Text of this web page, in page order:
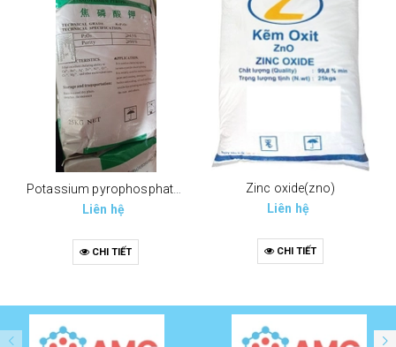
Potassium pyrophosphate (tppp) (k4p2o7)
Liên hệ
CHI TIẾT
Zinc oxide(zno)
Liên hệ
CHI TIẾT